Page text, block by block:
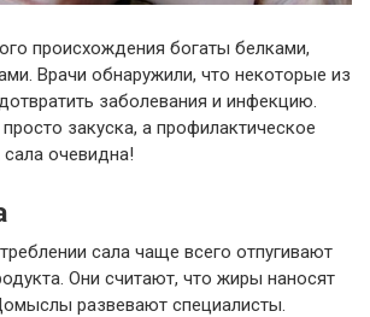
происхождения богаты белками,
Врачи обнаружили, что некоторые из
заболевания и инфекцию.
закуска, а профилактическое
очевидна!
сала чаще всего отпугивают
Они считают, что жиры наносят
развевают специалисты.